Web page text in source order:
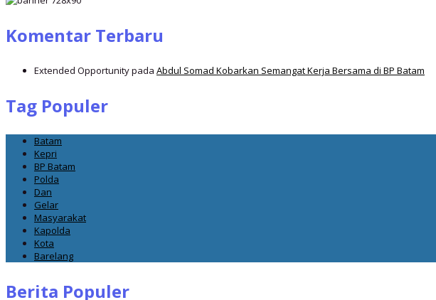
Komentar Terbaru
Extended Opportunitypada Abdul Somad Kobarkan Semangat Kerja Bersama di BP Batam
Tag Populer
Batam
Kepri
BP Batam
Polda
Dan
Gelar
Masyarakat
Kapolda
Kota
Barelang
Berita Populer